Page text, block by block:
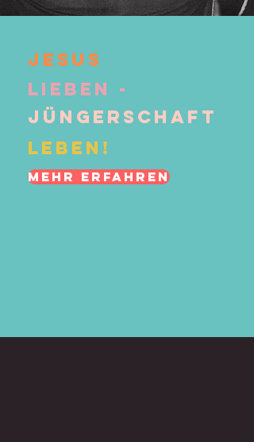
Jesus
Lieben -
Jüngerschaft
Leben!
mehr erfahren